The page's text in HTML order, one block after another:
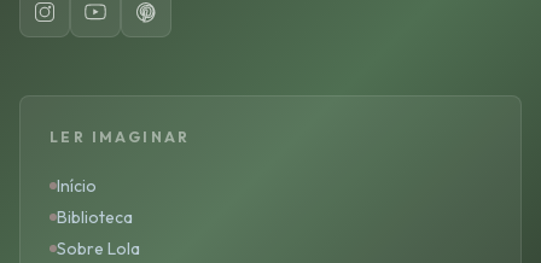
LER IMAGINAR
Início
Biblioteca
Sobre Lola